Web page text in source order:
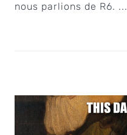
nous parlions de R6. ...